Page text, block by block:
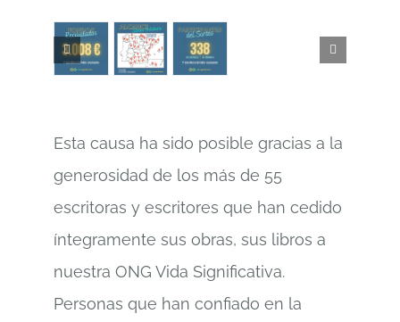
Esta causa ha sido posible gracias a la
generosidad de los más de 55
escritoras y escritores que han cedido
íntegramente sus obras, sus libros a
nuestra ONG Vida Significativa.
Personas que han confiado en la